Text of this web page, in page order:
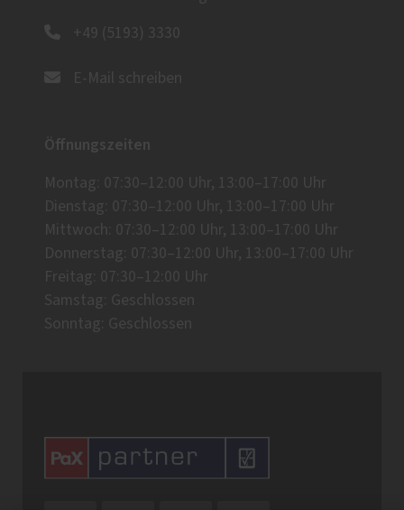
+49 (5193) 3330
E-Mail schreiben
Öffnungszeiten
Montag: 07:30–12:00 Uhr, 13:00–17:00 Uhr
Dienstag: 07:30–12:00 Uhr, 13:00–17:00 Uhr
Mittwoch: 07:30–12:00 Uhr, 13:00–17:00 Uhr
Donnerstag: 07:30–12:00 Uhr, 13:00–17:00 Uhr
Freitag: 07:30–12:00 Uhr
Samstag: Geschlossen
Sonntag: Geschlossen